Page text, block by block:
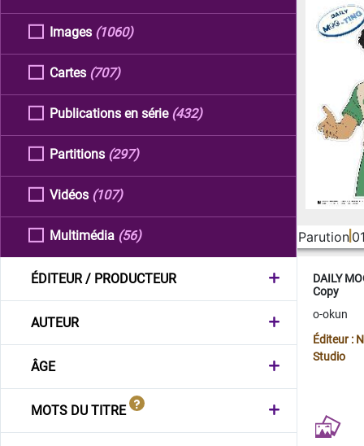
Images (1060)
Cartes (707)
Publications en série (432)
Partitions (297)
Vidéos (107)
Multimédia (56)
ÉDITEUR / PRODUCTEUR
AUTEUR
ÂGE
MOTS DU TITRE
Parution
DAILY
Copy
o-okun
Éditeur :
Studio